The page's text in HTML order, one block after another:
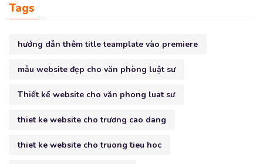
Tags
hướng dẫn thêm title teamplate vào premiere
mẫu website đẹp cho văn phòng luật sư
Thiết kế website cho văn phong luat sư
thiet ke website cho trương cao dang
thiet ke website cho truong tieu hoc